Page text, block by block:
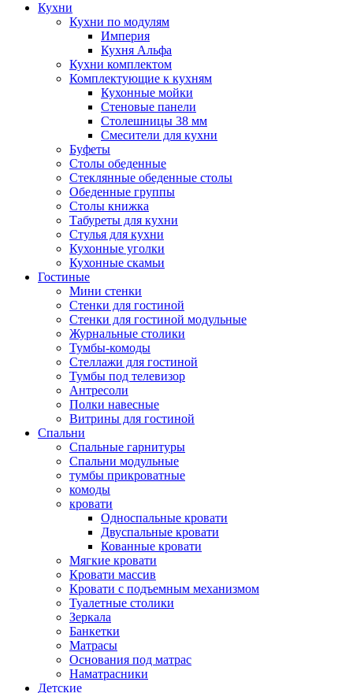
Кухни
Кухни по модулям
Империя
Кухня Альфа
Кухни комплектом
Комплектующие к кухням
Кухонные мойки
Стеновые панели
Столешницы 38 мм
Смесители для кухни
Буфеты
Столы обеденные
Стеклянные обеденные столы
Обеденные группы
Столы книжка
Табуреты для кухни
Стулья для кухни
Кухонные уголки
Кухонные скамьи
Гостиные
Мини стенки
Стенки для гостиной
Стенки для гостиной модульные
Журнальные столики
Тумбы-комоды
Стеллажи для гостиной
Тумбы под телевизор
Антресоли
Полки навесные
Витрины для гостиной
Спальни
Спальные гарнитуры
Спальни модульные
тумбы прикроватные
комоды
кровати
Односпальные кровати
Двуспальные кровати
Кованные кровати
Мягкие кровати
Кровати массив
Кровати с подъемным механизмом
Туалетные столики
Зеркала
Банкетки
Матрасы
Основания под матрас
Наматрасники
Детские